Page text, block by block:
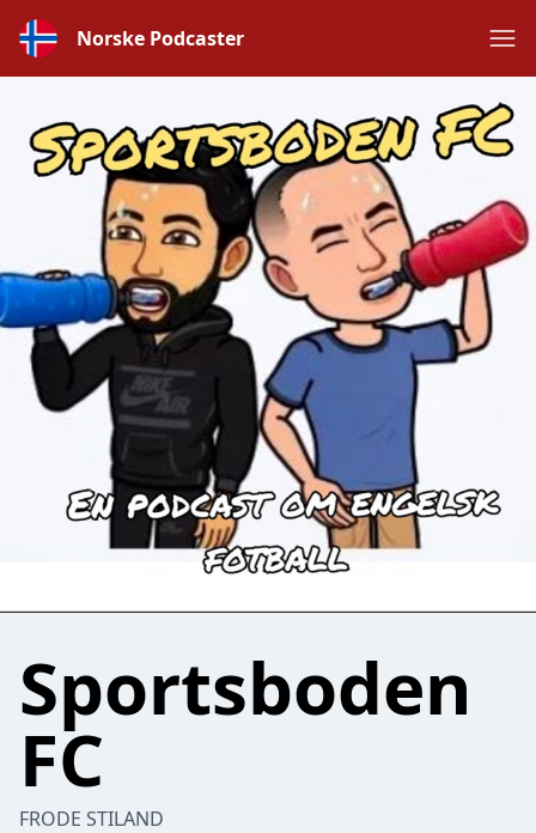
Norske Podcaster
Sportsboden
FC
FRODE STILAND